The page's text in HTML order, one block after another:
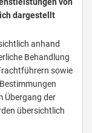
dargestellt
anhand
Behandlung
sowie
Übergang der
übersichtlich